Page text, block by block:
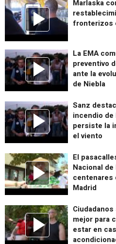
Marlaska
fronterizos
La EMA
preventivo
ante la
de Niebla
Sanz
incendio de
persiste la
el viento
El
Nacional
centenares
Madrid
mejor para
estar en